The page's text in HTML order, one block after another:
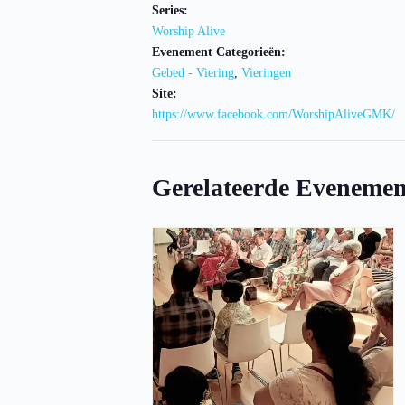
Series:
Worship Alive
Evenement Categorieën:
Gebed - Viering, Vieringen
Site:
https://www.facebook.com/WorshipAliveGMK/
Gerelateerde